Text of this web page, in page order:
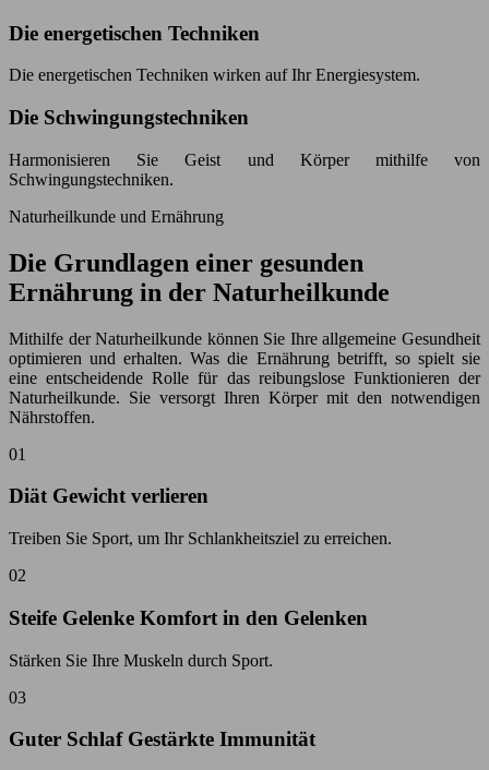
Die energetischen Techniken
Die energetischen Techniken wirken auf Ihr Energiesystem.
Die Schwingungstechniken
Harmonisieren Sie Geist und Körper mithilfe von
Schwingungstechniken.
Naturheilkunde und Ernährung
Die Grundlagen einer gesunden
Ernährung in der Naturheilkunde
Mithilfe der Naturheilkunde können Sie Ihre allgemeine Gesundheit
optimieren und erhalten. Was die Ernährung betrifft, so spielt sie
eine entscheidende Rolle für das reibungslose Funktionieren der
Naturheilkunde. Sie versorgt Ihren Körper mit den notwendigen
Nährstoffen.
01
Diät Gewicht verlieren
Treiben Sie Sport, um Ihr Schlankheitsziel zu erreichen.
02
Steife Gelenke Komfort in den Gelenken
Stärken Sie Ihre Muskeln durch Sport.
03
Guter Schlaf Gestärkte Immunität